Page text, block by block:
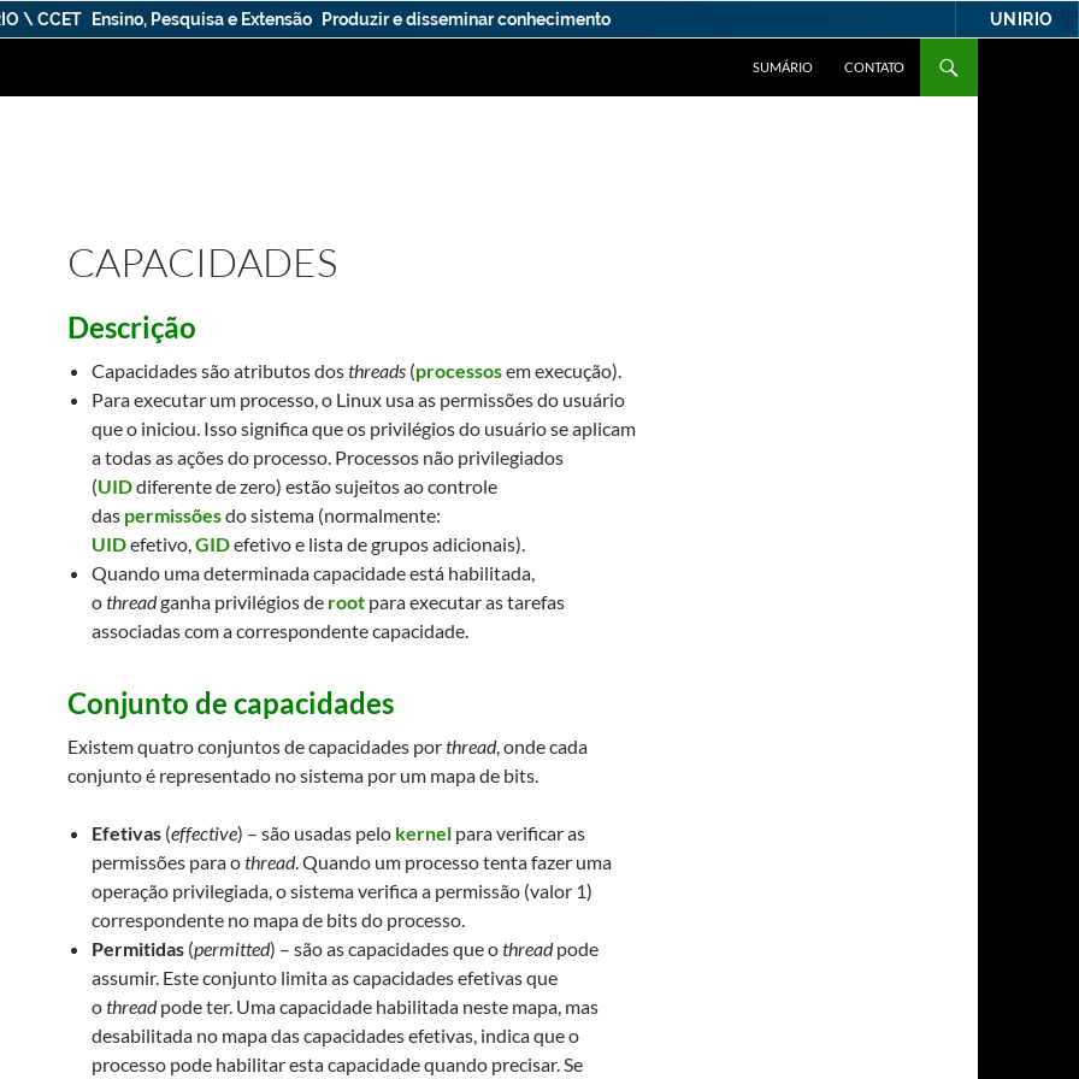
\ CCET Ensino, Pesquisa e Extensão Produzir e disseminar conhecimento UNIRIO
SUMÁRIO CONTATO
CAPACIDADES
Descrição
Capacidades são atributos dosthreads (processosem execução).
Para executar um processo, o Linux usa as permissões do usuário
que o iniciou. Isso significa que os privilégios do usuário se aplicam
a todas as ações do processo. Processos não privilegiados
(UIDdiferente de zero) estão sujeitos ao controle
das permissõesdo sistema (normalmente:
UIDefetivo,GIDefetivo e lista de grupos adicionais).
Quando uma determinada capacidade está habilitada,
othreadganha privilégios de root para executar as tarefas
associadas com a correspondente capacidade.
Conjunto de capacidades
Existem quatro conjuntos de capacidades porthread, onde cada
conjunto é representado no sistema por um mapa de bits.
Efetivas (effective) – são usadas pelo kernel para verificar as
permissões para othread. Quando um processo tenta fazer uma
operação privilegiada, o sistema verifica a permissão (valor 1)
correspondente no mapa de bits do processo.
Permitidas (permitted) – são as capacidades que othreadpode
assumir. Este conjunto limita as capacidades efetivas que
othreadpode ter. Uma capacidade habilitada neste mapa, mas
desabilitada no mapa das capacidades efetivas, indica que o
processo pode habilitar esta capacidade quando precisar. Se